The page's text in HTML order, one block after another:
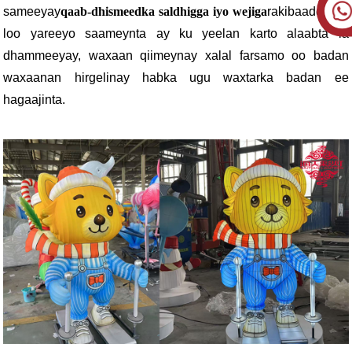
sameeyayqaab-dhismeedka saldhigga iyo wejigarakibaadda. Si
loo yareeyo saameynta ay ku yeelan karto alaabta la
dhammeeyay, waxaan qiimeynay xalal farsamo oo badan
waxaanan hirgelinay habka ugu waxtarka badan ee
hagaajinta.